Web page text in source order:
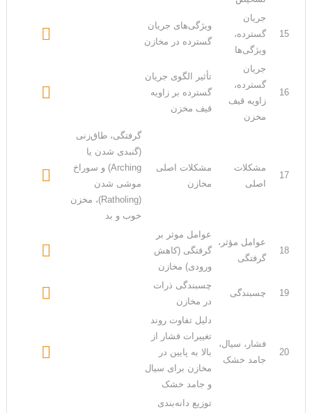
15
جریان
گسترده،
ویژگی‌ها
ویژگی‌های جریان
گسترده در مخازن

16
جریان
گسترده،
زاویه قیف
مخزن
تأثیر الگوی جریان
گسترده بر زاویه
قیف مخزن

17
مشکلات
اصلی
مشکلات اصلی
مخازن
گرفتگی، طاق‌زنی
(گنبدی شدن یا
Arching) و سوراخ
موشی شدن
(Ratholing)، مخزن
خوب و بد

18
عوامل مؤثر،
گرفتگی
عوامل موثر بر
گرفتگی (کاهش
ورودی) مخازن

19 چسبندگی
چسبندگی ذرات
در مخازن

20
فشار، سیال،
جامد خشک
دلیل تفاوت روند
تغییرات فشار از
بالا به پایین در
مخازن برای سیال
و جامد خشک

توزیع دانه‌بندی